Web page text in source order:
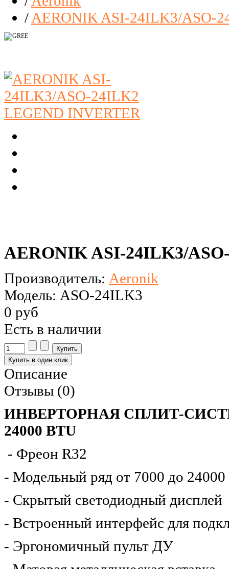
/ AERONIK ASI-24ILK3/ASO-
AERONIK ASI-24ILK3/
Производитель: Aeronik
Модель: ASO-24ILK3
0 руб
Есть в наличии
Описание
Отзывы (0)
ИНВЕРТОРНАЯ CПЛИТ-
24000 BTU
- Фреон R32
- Модельный ряд от 7000 до
- Скрытый светодиодный дисплей
- Встроенный интерфейс для
- Эргономичный пульт ДУ